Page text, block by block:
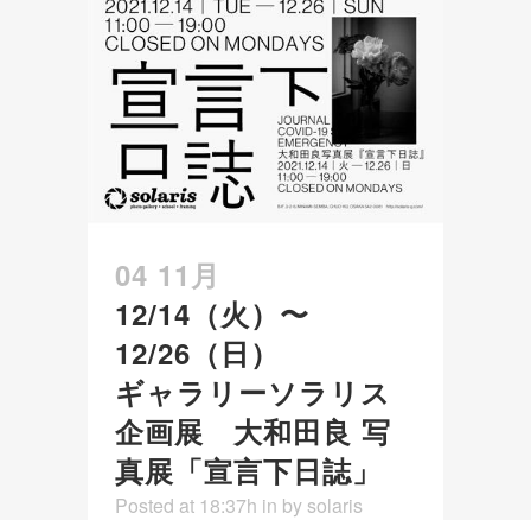
04 11月
12/14（火）〜
12/26（日）
ギャラリーソラリス
企画展 大和田良 写
真展「宣言下日誌」
Posted at 18:37h in by solaris